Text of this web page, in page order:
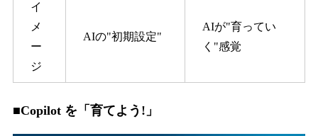
イ
メ
ー
ジ
AIの"初期設定"
AIが"育ってい
く"感覚
■Copilot を「育てよう!」